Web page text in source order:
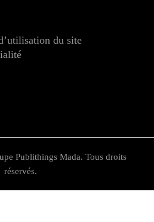
du site
Publithings Mada. Tous droits
réservés.